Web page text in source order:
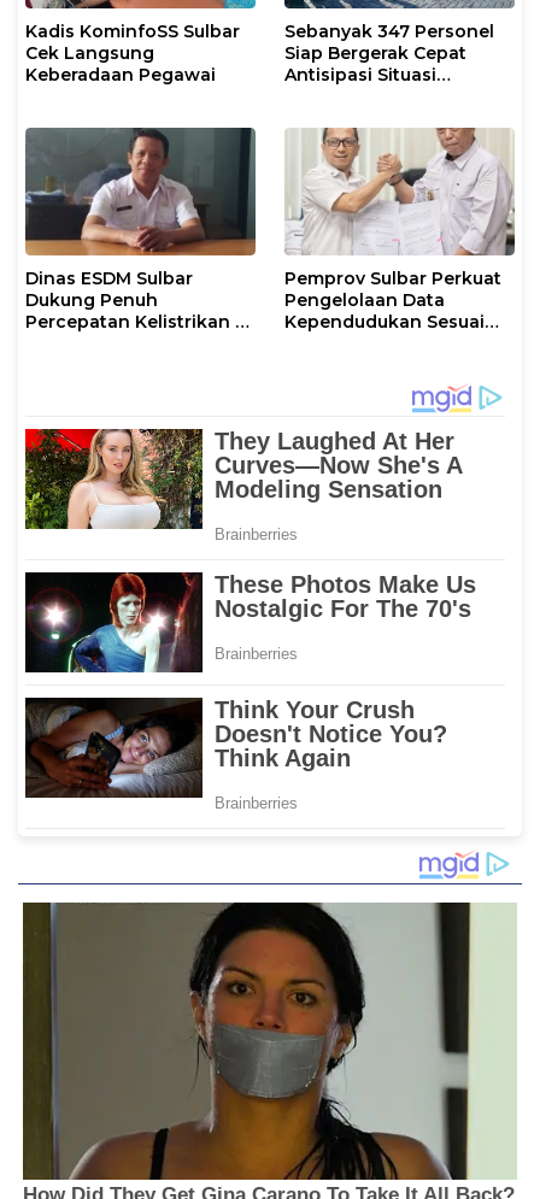
Kadis KominfoSS Sulbar
Cek Langsung
Keberadaan Pegawai
Sebanyak 347 Personel
Siap Bergerak Cepat
Antisipasi Situasi
Dinas ESDM Sulbar
Dukung Penuh
Percepatan Kelistrikan di
Pemprov Sulbar Perkuat
Pengelolaan Data
Kependudukan Sesuai